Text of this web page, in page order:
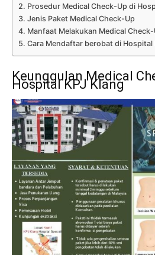
Prosedur Medical Check-Up di
Jenis Paket Medical Check-Up
Manfaat Melakukan Medical Check-
Cara Mendaftar berobat di Hospital
Keunggulan Medical
Hospital KPJ Klang